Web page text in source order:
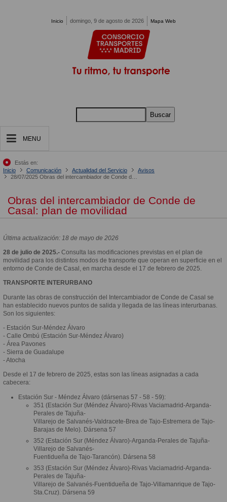
Inicio domingo, 9 de agosto de 2026 Mapa Web
Buscar
MENU
Estás en:
Inicio
Comunicación Actualidad del Servicio
Avisos
Obras del intercambiador de Conde de
Casal: plan de movilidad
Última actualización: 18 de mayo de 2026
28 de julio de 2025.- Consulta las modificaciones previstas en el plan de
movilidad para los distintos modos de transporte que operan en superficie en el
entorno de Conde de Casal, en marcha desde el 17 de febrero de 2025.
TRANSPORTE INTERURBANO
Durante las obras de construcción del Intercambiador de Conde de Casal se
han establecido nuevos puntos de salida y llegada de las líneas interurbanas.
Son los siguientes:
- Estación Sur-Méndez Álvaro
- Calle Ombú (Estación Sur-Méndez Álvaro)
- Área Pavones
- Sierra de Guadalupe
- Atocha
Desde el 17 de febrero de 2025, estas son las líneas asignadas a cada
cabecera:
Estación Sur - Méndez Álvaro (dársenas 57 - 58 - 59):
351 (Estación Sur (Méndez Álvaro)-Rivas Vaciamadrid-Arganda-
Perales de Tajuña-
Villarejo de Salvanés-Valdracete-Brea de Tajo-Estremera de Tajo-
Barajas de Melo). Dársena 57
352 (Estación Sur (Méndez Álvaro)-Arganda-Perales de Tajuña-
Villarejo de Salvanés-
Fuentidueña de Tajo-Tarancón). Dársena 58
353 (Estación Sur (Méndez Álvaro)-Rivas Vaciamadrid-Arganda-
Perales de Tajuña-
Villarejo de Salvanés-Fuentidueña de Tajo-Villamanrique de Tajo-
Sta.Cruz). Dársena 59